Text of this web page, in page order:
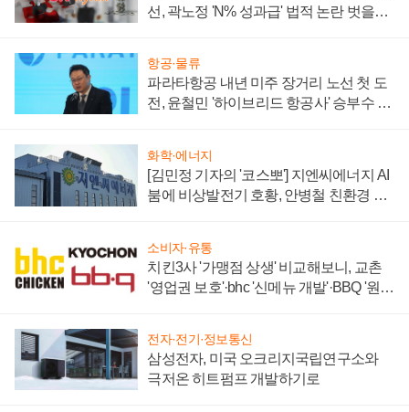
선, 곽노정 'N% 성과급' 법적 논란 벗을지
항공·물류
파라타항공 내년 미주 장거리 노선 첫 도
전, 윤철민 '하이브리드 항공사' 승부수 통
화학·에너지
[김민정 기자의 '코스뽀'] 지엔씨에너지 AI
붐에 비상발전기 호황, 안병철 친환경 에
소비자·유통
치킨3사 '가맹점 상생' 비교해보니, 교촌
'영업권 보호'·bhc '신메뉴 개발'·BBQ '원가
전자·전기·정보통신
삼성전자, 미국 오크리지국립연구소와
극저온 히트펌프 개발하기로